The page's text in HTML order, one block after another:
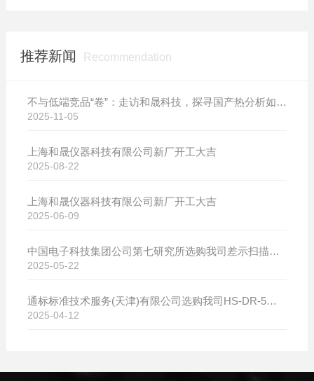
推荐新闻 Recommendation
不与低端竞品“卷”：走访和晟科技，探寻国产热分析如何行稳致远
2025-11-05
上海和晟仪器科技有限公司新厂开工大吉
2025-08-22
上海和晟仪器科技有限公司新厂开工大吉
2025-06-09
中国电子科技集团公司第七研究所选购我司差示扫描量热仪
2025-05-22
通标标准技术服务(天津)有限公司选购我司HS-DR-5导热系数测试仪
2025-04-12